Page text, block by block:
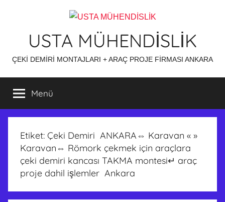
USTA MÜHENDİSLİK
ÇEKİ DEMİRİ MONTAJLARI + ARAÇ PROJE FİRMASI ANKARA
Menü
Etiket: Çeki Demiri ANKARA⇔ Karavan « »
Karavan⇔ Römork çekmek için araçlara
çeki demiri kancası TAKMA montesi↵ araç
proje dahil işlemler Ankara